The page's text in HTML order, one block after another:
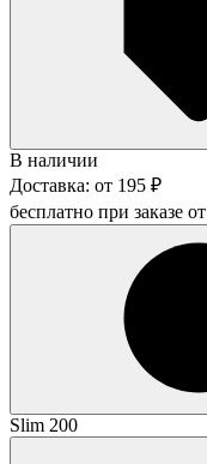
В наличии
Доставка: от 195 ₽
бесплатно при заказе от
Slim 200